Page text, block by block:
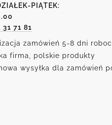
PIĄTEK:
71 81
zamówień 5-8 dni
firma, polskie produkty
wysyłka dla zamówień